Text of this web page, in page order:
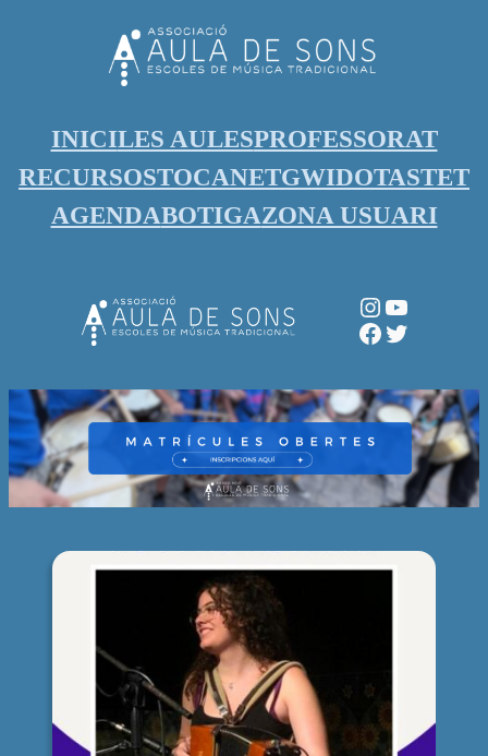
INICILES AULESPROFESSORAT
RECURSOSTOCANETGWIDOTASTET
AGENDABOTIGAZONA USUARI
Instagram
YouTube
Facebook
Twitter